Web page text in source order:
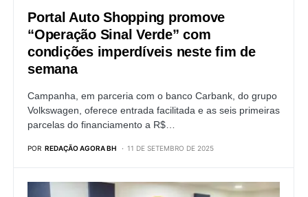
Portal Auto Shopping promove
“Operação Sinal Verde” com
condições imperdíveis neste fim de
semana
Campanha, em parceria com o banco Carbank, do grupo
Volkswagen, oferece entrada facilitada e as seis primeiras
parcelas do financiamento a R$…
POR REDAÇÃO AGORA BH 11 DE SETEMBRO DE 2025